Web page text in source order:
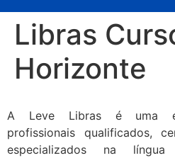
Libras
Horizonte
A Leve Libras é uma
profissionais qualificados,
especializados na